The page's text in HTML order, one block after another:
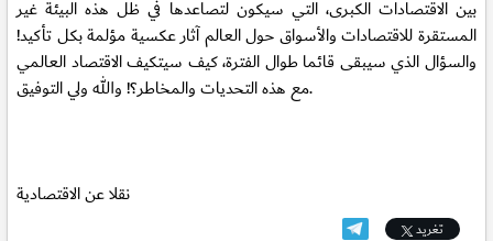
بين الاقتصادات الكبرى، التي سيكون لتصاعدها في ظل هذه البيئة غير
المستقرة للاقتصادات والأسواق حول العالم آثار عكسية مؤلمة بكل تأكيد!
والسؤال الذي سيبقى قائما طوال الفترة، كيف سيتكيف الاقتصاد العالمي
مع هذه التحديات والمخاطر؟! والله ولي التوفيق.
نقلا عن الاقتصادية
تغريد